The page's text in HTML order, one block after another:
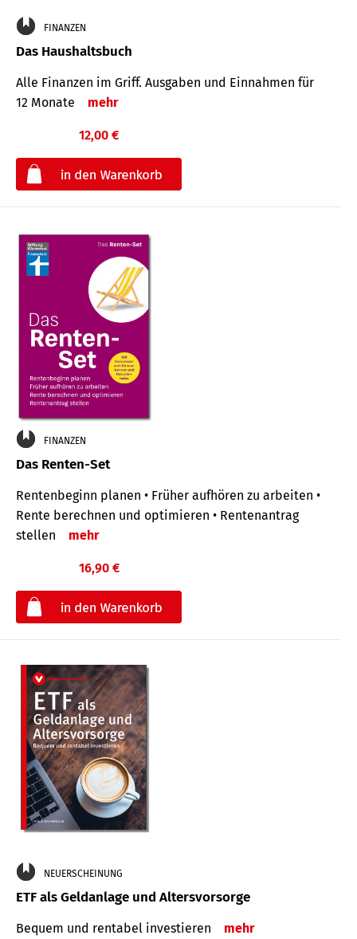
FINANZEN
Das Haushaltsbuch
Alle Finanzen im Griff. Aus­gaben und Ein­nahmen für
12 Monate
mehr
12,00 €
FINANZEN
Das Renten-Set
Rentenbeginn planen • Früher aufhören zu arbeiten •
Rente berechnen und optimieren • Rentenantrag
stellen
mehr
16,90 €
NEUERSCHEINUNG
ETF als Geldanlage und Altersvorsorge
Bequem und rentabel investieren mehr